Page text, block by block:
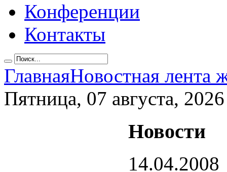
Конференции
Контакты
ГлавнаяНовостная лента
Пятница, 07 августа, 2026
Новости
14.04.2008